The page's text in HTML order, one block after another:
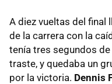
A diez vueltas del final
de la carrera con la
tenía tres segundos
traste, y quedaba un
por la victoria. Dennis